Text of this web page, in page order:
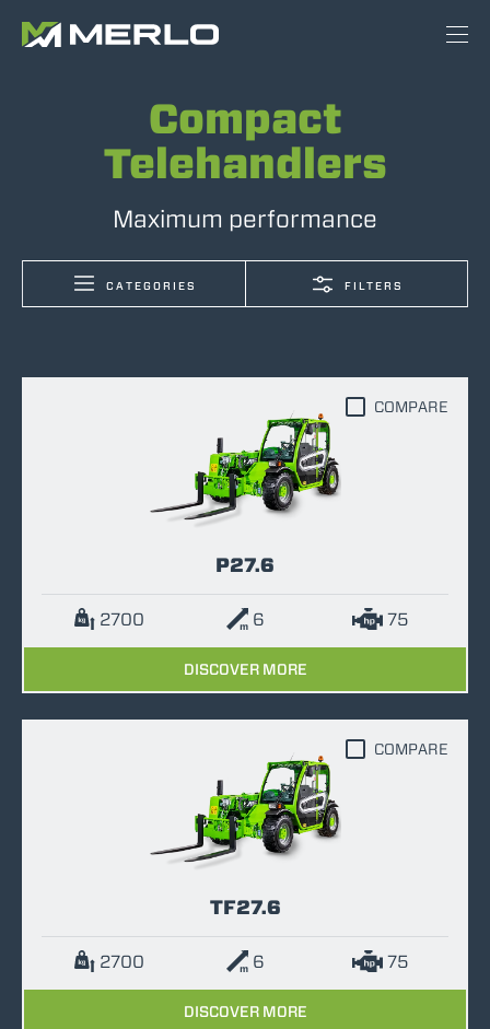
Compact
Telehandlers
Maximum performance
CATEGORIES FILTERS
P27.6
2700 6 75
DISCOVER MORE
COMPARE
TF27.6
2700 6 75
DISCOVER MORE
COMPARE